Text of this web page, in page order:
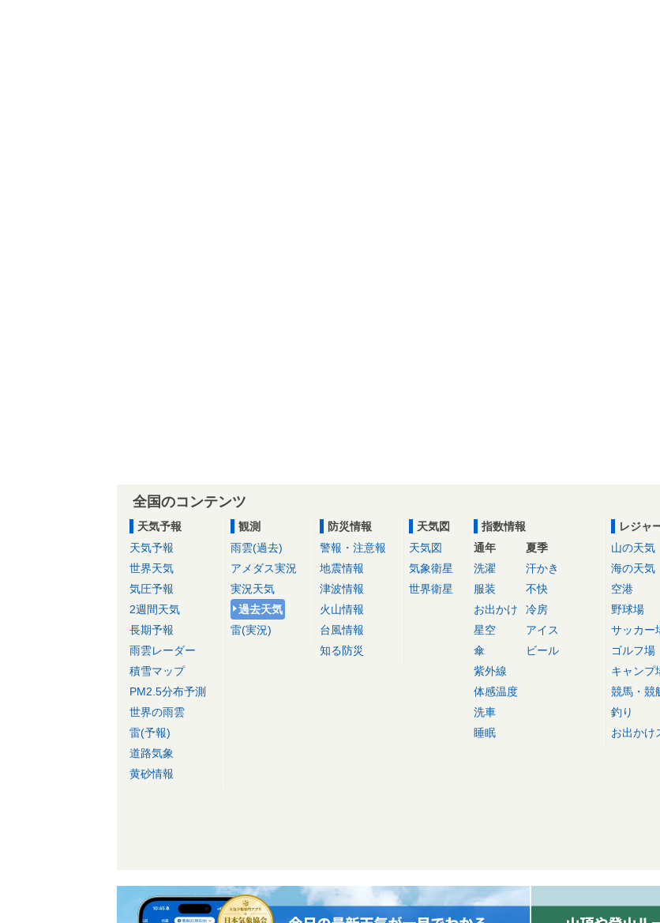
全国のコンテンツ
天気予報
天気予報
世界天気
気圧予報
2週間天気
長期予報
雨雲レーダー
積雪マップ
PM2.5分布予測
世界の雨雲
雷(予報)
道路気象
黄砂情報
観測
雨雲(過去)
アメダス実況
実況天気
過去天気
雷(実況)
防災情報
警報・注意報
地震情報
津波情報
火山情報
台風情報
知る防災
天気図
天気図
気象衛星
世界衛星
指数情報
通年
洗濯
服装
お出かけ
星空
傘
紫外線
体感温度
洗車
睡眠
夏季
汗かき
不快
冷房
アイス
ビール
レジャ
山の天気
海の天気
空港
野球場
サッカー
ゴルフ場
キャンプ
競馬・競
釣り
お出かけ